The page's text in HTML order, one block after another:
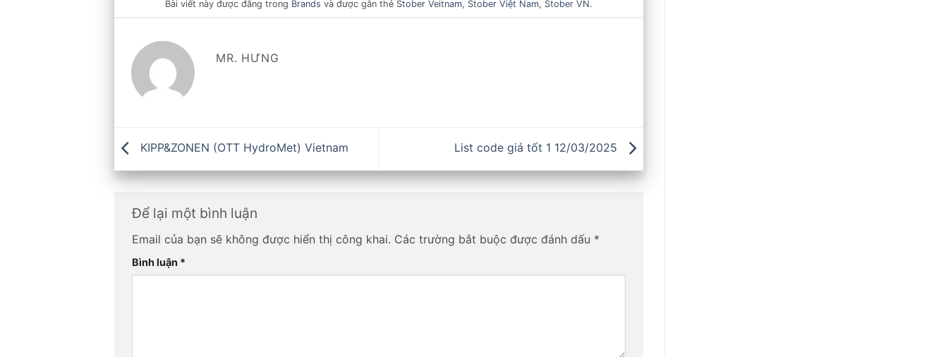
Bài viết này được đăng trong Brands và được gắn thẻ Stober Veitnam, Stober Việt Nam, Stober VN.
MR. HƯNG
KIPP&ZONEN (OTT HydroMet) Vietnam List code giá tốt 1 12/03/2025
Để lại một bình luận
Email của bạn sẽ không được hiển thị công khai. Các trường bắt buộc được đánh dấu *
Bình luận *